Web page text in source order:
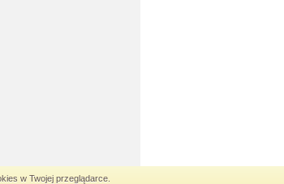
w Twojej przeglądarce.